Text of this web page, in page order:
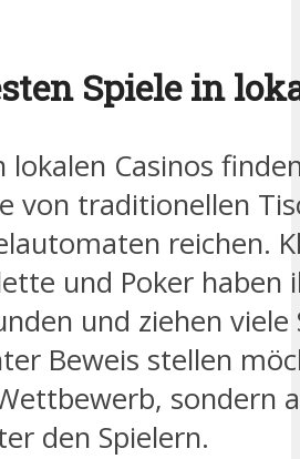
Spiele in
lokalen Casinos
von traditionellen
reichen.
und Poker haben
und ziehen
Beweis stellen
sondern
den Spielern.